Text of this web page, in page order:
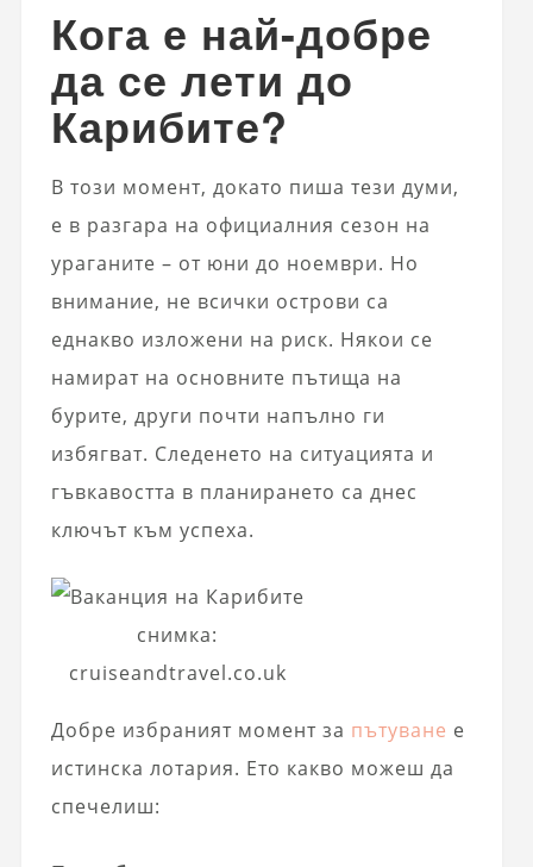
Кога е най-добре
да се лети до
Карибите?
В този момент, докато пиша тези думи,
е в разгара на официалния сезон на
ураганите – от юни до ноември. Но
внимание, не всички острови са
еднакво изложени на риск. Някои се
намират на основните пътища на
бурите, други почти напълно ги
избягват. Следенето на ситуацията и
гъвкавостта в планирането са днес
ключът към успеха.
снимка:
cruiseandtravel.co.uk
Добре избраният момент за пътуване е
истинска лотария. Ето какво можеш да
спечелиш: